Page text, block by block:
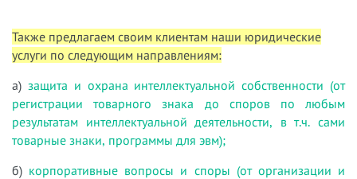
Также предлагаем своим клиентам наши юридические
услуги по следующим направлениям:
а) защита и охрана интеллектуальной собственности (от
регистрации товарного знака до споров по любым
результатам интеллектуальной деятельности, в т.ч. сами
товарные знаки, программы для эвм);
б) корпоративные вопросы и споры (от организации и